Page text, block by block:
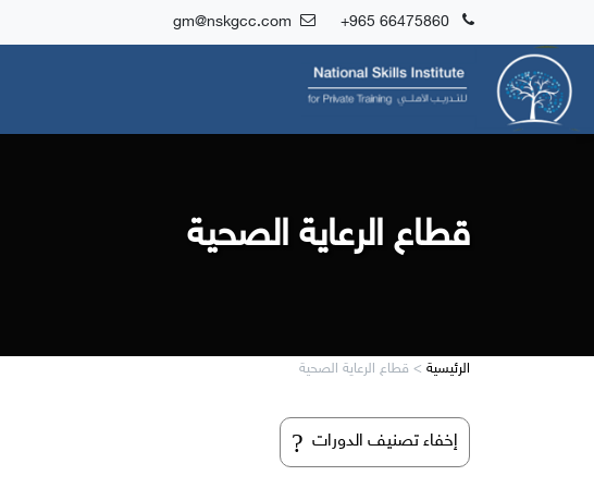
+965 66475860
gm@nskgcc.com
قطاع الرعاية الصحية
الرئيسية > قطاع الرعاية الصحية
إخفاء تصنيف الدورات ?